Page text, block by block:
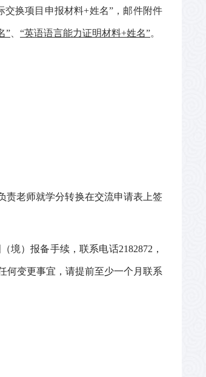
交换项目 申报材料+姓名” ，邮件附件
” “英语语言能力证明材料+姓名”。
责老师就学分转换在交流申请表上签
境）报备手续，联系电话2182872 ，
何变更事宜，请提前至少一个月联系